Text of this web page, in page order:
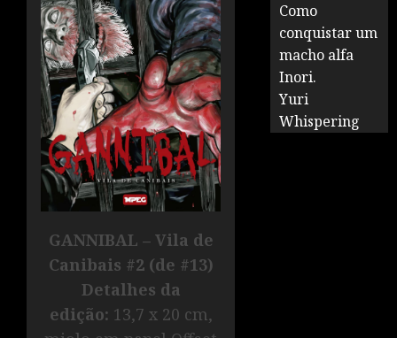
GANNIBAL – Vila de
Canibais #2 (de #13)
Detalhes da
edição: 13,7 x 20 cm,
Como
conquistar um
macho alfa
Inori.
Yuri
Whispering